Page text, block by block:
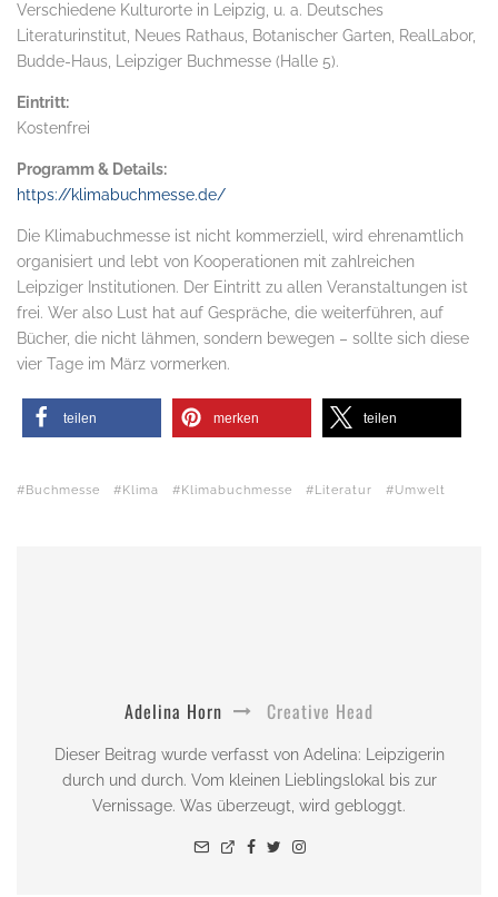
Verschiedene Kulturorte in Leipzig, u. a. Deutsches
Literaturinstitut, Neues Rathaus, Botanischer Garten, RealLabor,
Budde-Haus, Leipziger Buchmesse (Halle 5).
Eintritt:
Kostenfrei
Programm & Details:
https://klimabuchmesse.de/
Die Klimabuchmesse ist nicht kommerziell, wird ehrenamtlich
organisiert und lebt von Kooperationen mit zahlreichen
Leipziger Institutionen. Der Eintritt zu allen Veranstaltungen ist
frei. Wer also Lust hat auf Gespräche, die weiterführen, auf
Bücher, die nicht lähmen, sondern bewegen – sollte sich diese
vier Tage im März vormerken.
teilen merken teilen
Buchmesse Klima Klimabuchmesse Literatur Umwelt
Adelina Horn Creative Head
Dieser Beitrag wurde verfasst von Adelina: Leipzigerin
durch und durch. Vom kleinen Lieblingslokal bis zur
Vernissage. Was überzeugt, wird gebloggt.